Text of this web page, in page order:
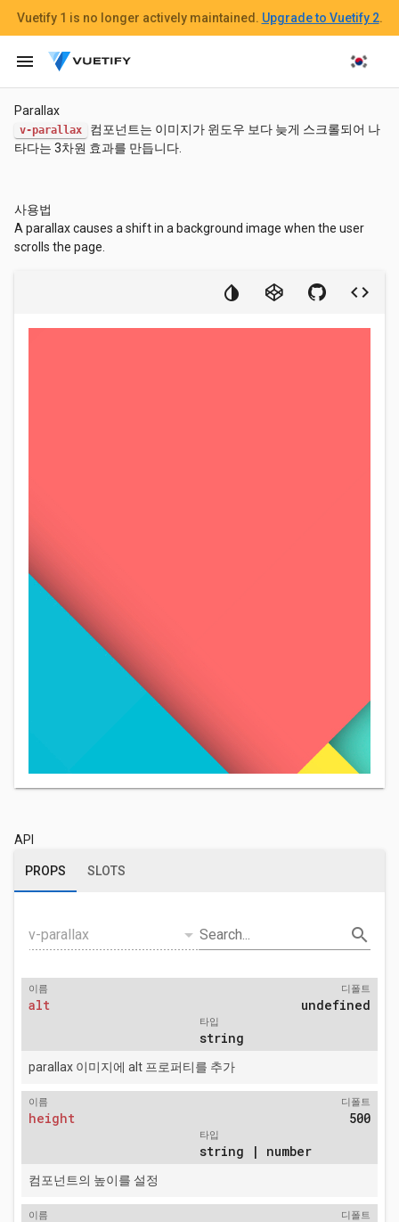
Parallax
v-parallax
컴포넌트는 이미지가 윈도우 보다 늦게 스크롤되어 나
타다는 3차원 효과를 만듭니다.
사용법
A parallax causes a shift in a background image when the user
scrolls the page.
API
PROPS SLOTS
v-parallax arrow_drop_down Search... search
이름
alt
디폴트
undefined
타입
string
parallax 이미지에 alt 프로퍼티를 추가
이름
height
디폴트
500
타입
string | number
컴포넌트의 높이를 설정
이름 디폴트
Vuetify 1 is no longer actively maintained. Upgrade to Vuetify 2.
menu